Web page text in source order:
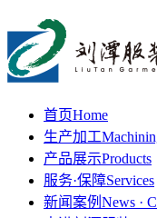
首页Home
生产加工
产品展示Products
服务·保障Services
新闻案例 News ·